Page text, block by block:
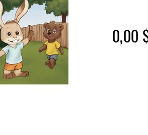
0,00